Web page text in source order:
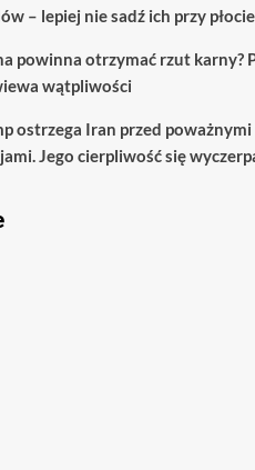
– lepiej nie sadź ich przy płocie
powinna otrzymać rzut karny?
wątpliwości
ostrzega Iran przed poważnymi
Jego cierpliwość się